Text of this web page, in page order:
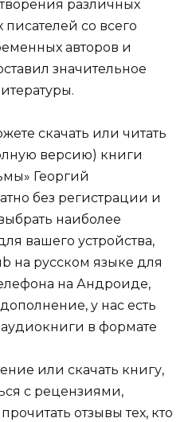
различных
со всего
авторов и
значительное
скачать или читать
версию) книги
Георгий
без регистрации и
наиболее
вашего устройства,
на русском языке для
на Андроиде,
у нас есть
в формате
или скачать книгу,
с рецензиями,
отзывы тех, кто